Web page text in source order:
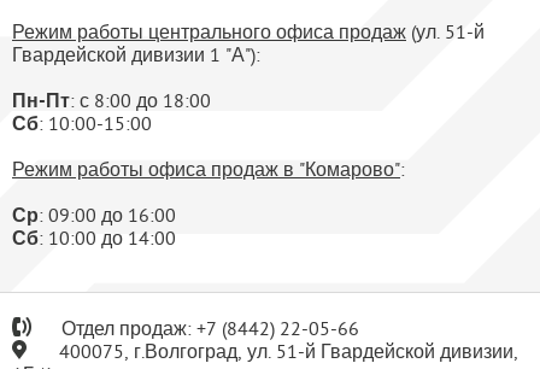
Режим работы центрального офиса продаж (ул. 51-й
Гвардейской дивизии 1 "А"):
Пн-Пт: с 8:00 до 18:00
Сб: 10:00-15:00
Режим работы офиса продаж в "Комарово":
Ср: 09:00 до 16:00
Сб: 10:00 до 14:00
Отдел продаж: +7 (8442) 22-05-66
400075, г.Волгоград, ул. 51-й Гвардейской дивизии,